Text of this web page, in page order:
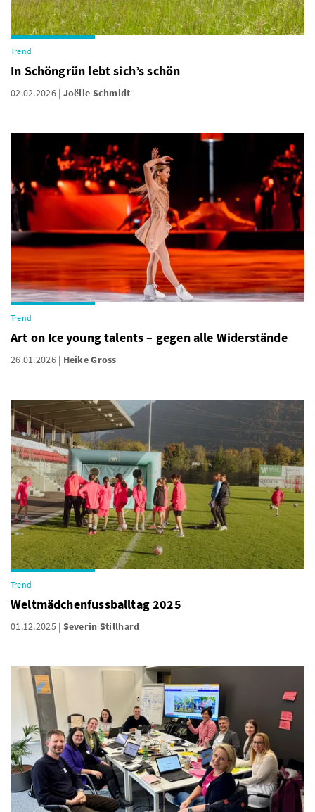
Trend
In Schöngrün lebt sich’s schön
02.02.2026 Joëlle Schmidt
Trend
Art on Ice young talents – gegen alle Widerstände
26.01.2026 Heike Gross
Trend
Weltmädchenfussballtag 2025
01.12.2025 Severin Stillhard